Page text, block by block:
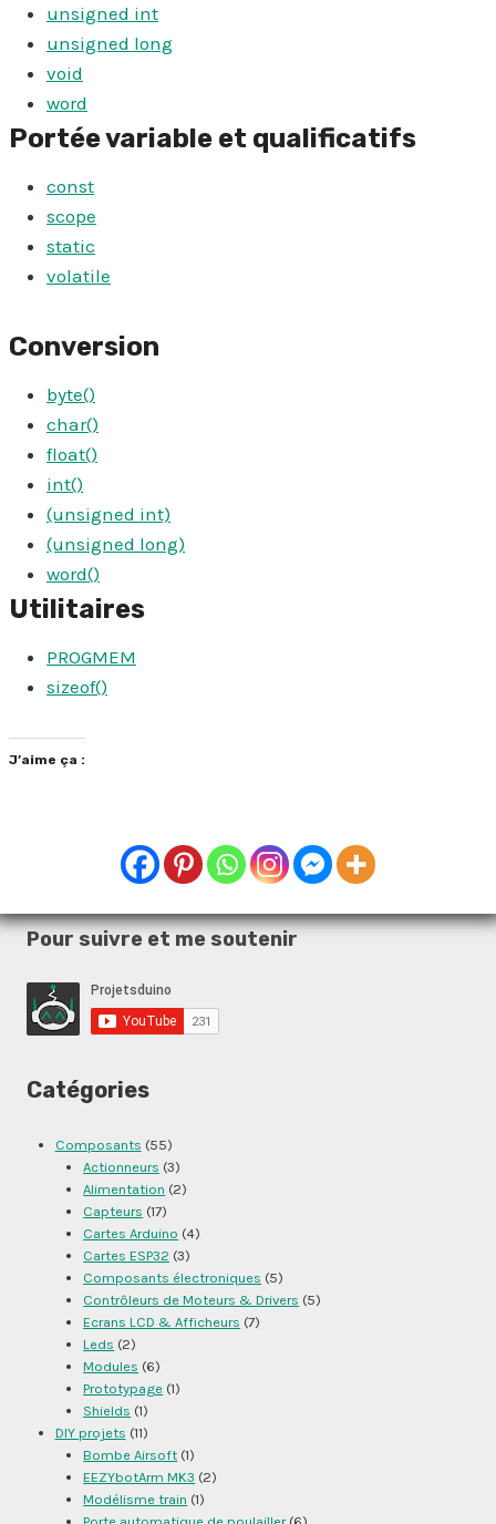
unsigned int
unsigned long
void
word
Portée variable et qualificatifs
const
scope
static
volatile
Conversion
byte()
char()
float()
int()
(unsigned int)
(unsigned long)
word()
Utilitaires
PROGMEM
sizeof()
J’aime ça :
Pour suivre et me soutenir
Catégories
Composants (55)
Actionneurs (3)
Alimentation (2)
Capteurs (17)
Cartes Arduino (4)
Cartes ESP32 (3)
Composants électroniques (5)
Contrôleurs de Moteurs & Drivers (5)
Ecrans LCD & Afficheurs (7)
Leds (2)
Modules (6)
Prototypage (1)
Shields (1)
DIY projets (11)
Bombe Airsoft (1)
EEZYbotArm MK3 (2)
Modélisme train (1)